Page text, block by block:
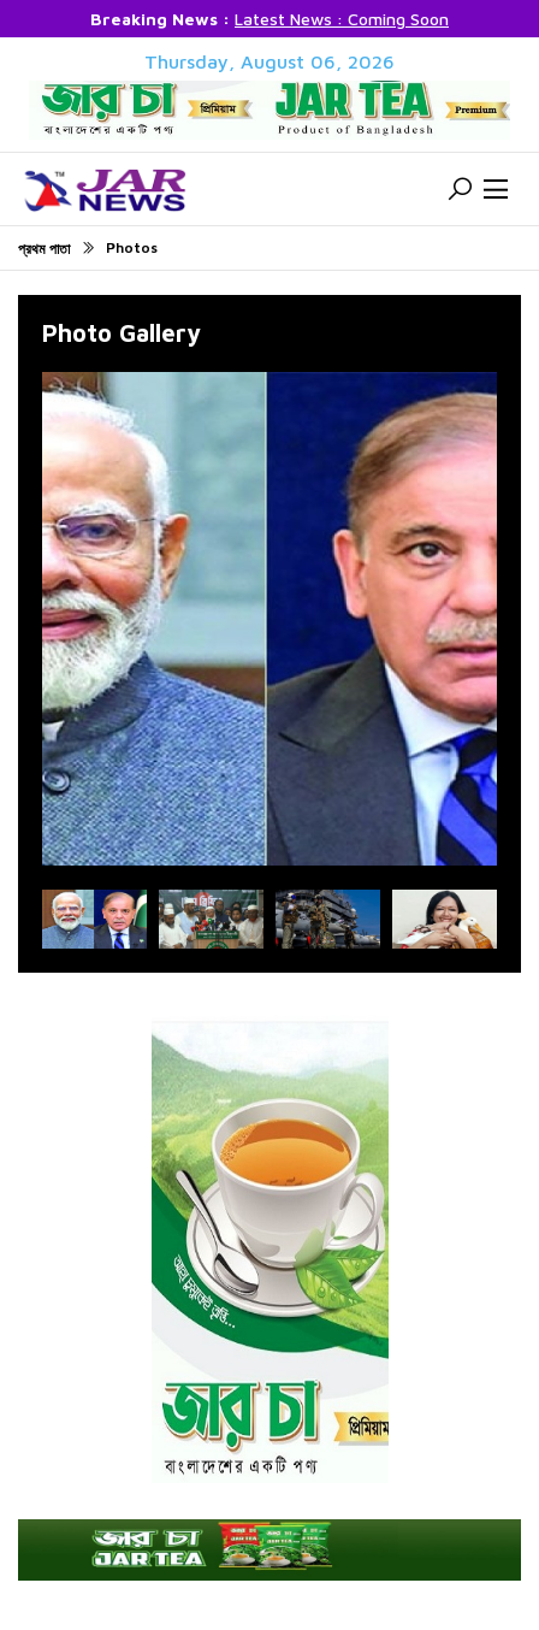
Breaking News : Latest News : Coming Soon
Thursday, August 06, 2026
প্রথম পাতা Photos
Photo Gallery